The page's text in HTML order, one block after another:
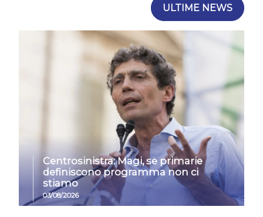
ULTIME NEWS
Centrosinistra: Magi, se primarie
definiscono programma non ci
stiamo
03/08/2026